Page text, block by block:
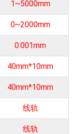
1~5000mm
0~2000mm
0.001mm
40mm*10mm
40mm*10mm
线轨
线轨